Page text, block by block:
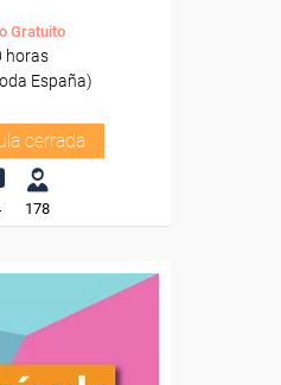
Gratuito
horas
España)
cerrada
178